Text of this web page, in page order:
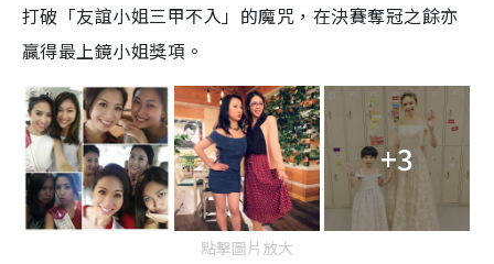
打破「友誼小姐三甲不入」的魔咒，在決賽奪冠之餘亦
贏得最上鏡小姐獎項。
+3
點擊圖片放大